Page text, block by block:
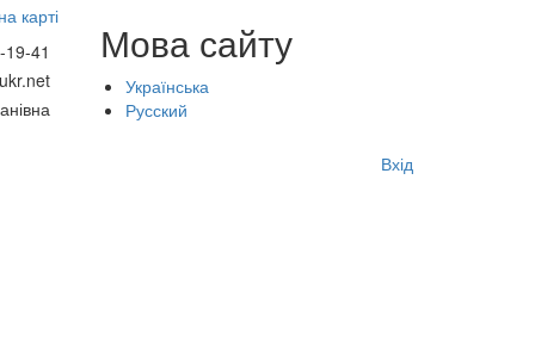
карті
41
Мова сайту
Українська
Русский
Вхід